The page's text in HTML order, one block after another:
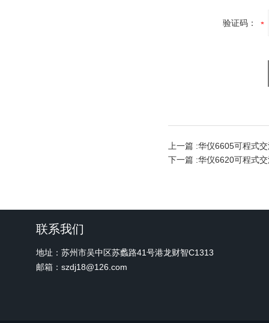
验证码：
上一篇 :华仪6605可程式
下一篇 :华仪6620可程式
联系我们
地址：苏州市吴中区苏蠡路41号港龙财智C1313
邮箱：szdj18@126.com